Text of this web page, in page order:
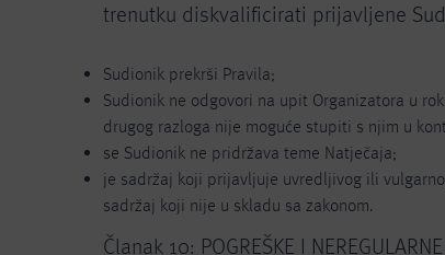
trenutku diskvalificirati prijavljene
Sudionik prekrši Pravila;
Sudionik ne odgovori na upit Organizatora u
drugog razloga nije moguće stupiti s njim u
se Sudionik ne pridržava teme Natječaja;
je sadržaj koji prijavljuje uvredljivog ili
sadržaj koji nije u skladu sa zakonom.
Članak 10: POGREŠKE I NEREGULARNE